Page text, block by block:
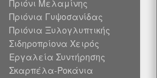
Πριόνι Μελαμίνης
Πριόνια Γυψοσανίδας
Πριόνια Ξυλογλυπτικής
Σιδηροπρίονα Χειρός
Εργαλεία Συντήρησης
Σκαρπέλα-Ροκάνια